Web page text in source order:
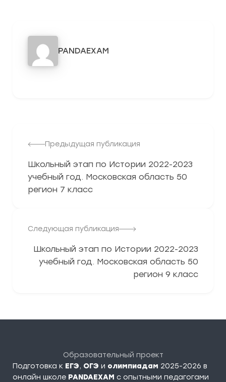
PANDAEXAM
Предыдущая публикация
Школьный этап по Истории 2022-2023
учебный год. Московская область 50
регион 7 класс
Следующая публикация
Школьный этап по Истории 2022-2023
учебный год. Московская область 50
регион 9 класс
Образовательный проект
Подготовка к ЕГЭ, ОГЭ и олимпиадам 2025-2026 в
онлайн школе PANDAEXAM c опытными педагогами